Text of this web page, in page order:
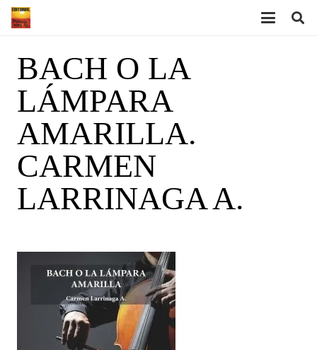
BACH O LA
LÁMPARA
AMARILLA.
CARMEN
LARRINAGA A.